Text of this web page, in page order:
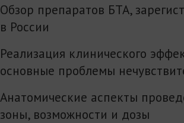
Обзор препаратов БТА,
в России
Реализация клинического
основные проблемы
Анатомические аспекты
зоны, возможности и дозы